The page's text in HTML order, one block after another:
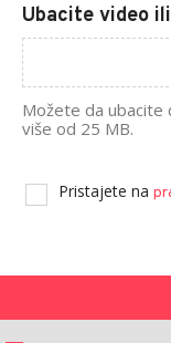
Ubacite video
Možete da ubacite
više od 25 MB.
Pristajete na